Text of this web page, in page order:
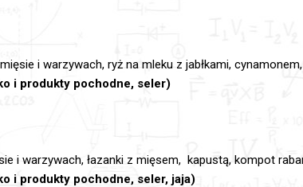
i warzywach, ryż na mleku z jabłkami,
i produkty pochodne, seler)
i warzywach, łazanki z mięsem, kapustą, kompot
i produkty pochodne, seler, jaja)